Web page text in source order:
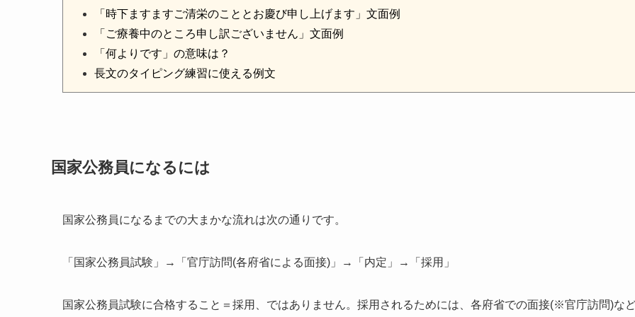
「時下ますますご清栄のこととお慶び申し上げます」文面例
「ご療養中のところ申し訳ございません」文面例
「何よりです」の意味は？
長文のタイピング練習に使える例文
国家公務員になるには
国家公務員になるまでの大まかな流れは次の通りです。
「国家公務員試験」→「官庁訪問(各府省による面接)」→「内定」→「採用」
国家公務員試験に合格すること＝採用、ではありません。採用されるためには、各府省での面接(※官庁訪問)な